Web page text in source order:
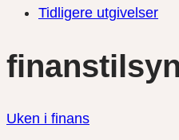
Tidligere utgivelser
Uken i finans